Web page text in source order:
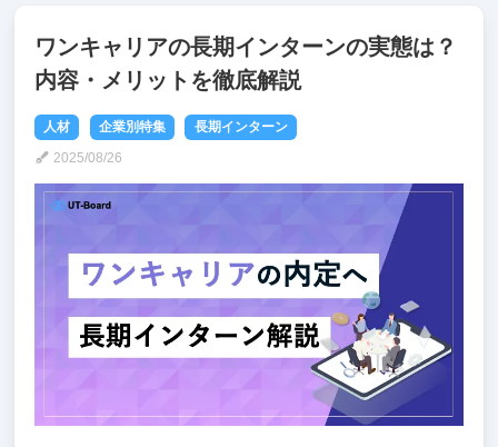
ワンキャリアの長期インターンの実態は？
内容・メリットを徹底解説
人材 企業別特集 長期インターン
2025/08/26